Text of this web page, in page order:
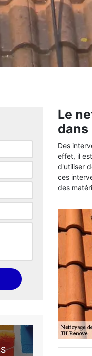
Le
dans
Des
effet, il
d'utiliser
ces
des